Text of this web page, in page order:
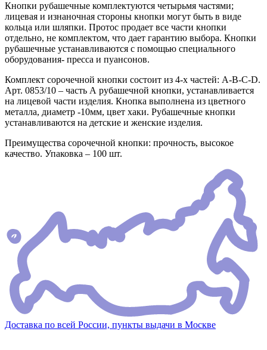
Кнопки рубашечные комплектуются четырьмя частями;
лицевая и изнаночная стороны кнопки могут быть в виде
кольца или шляпки. Протос продает все части кнопки
отдельно, не комплектом, что дает гарантию выбора. Кнопки
рубашечные устанавливаются с помощью специального
оборудования- пресса и пуансонов.
Комплект сорочечной кнопки состоит из 4-х частей: А-В-С-D.
Арт. 0853/10 – часть А рубашечной кнопки, устанавливается
на лицевой части изделия. Кнопка выполнена из цветного
металла, диаметр -10мм, цвет хаки. Рубашечные кнопки
устанавливаются на детские и женские изделия.
Преимущества сорочечной кнопки: прочность, высокое
качество. Упаковка – 100 шт.
Доставка по всей России, пункты выдачи в Москве